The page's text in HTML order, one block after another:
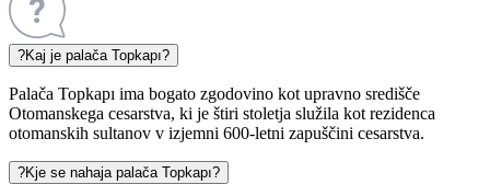
?Kaj je palača Topkapı?
Palača Topkapı ima bogato zgodovino kot upravno središče
Otomanskega cesarstva, ki je štiri stoletja služila kot rezidenca
otomanskih sultanov v izjemni 600-letni zapuščini cesarstva.
?Kje se nahaja palača Topkapı?